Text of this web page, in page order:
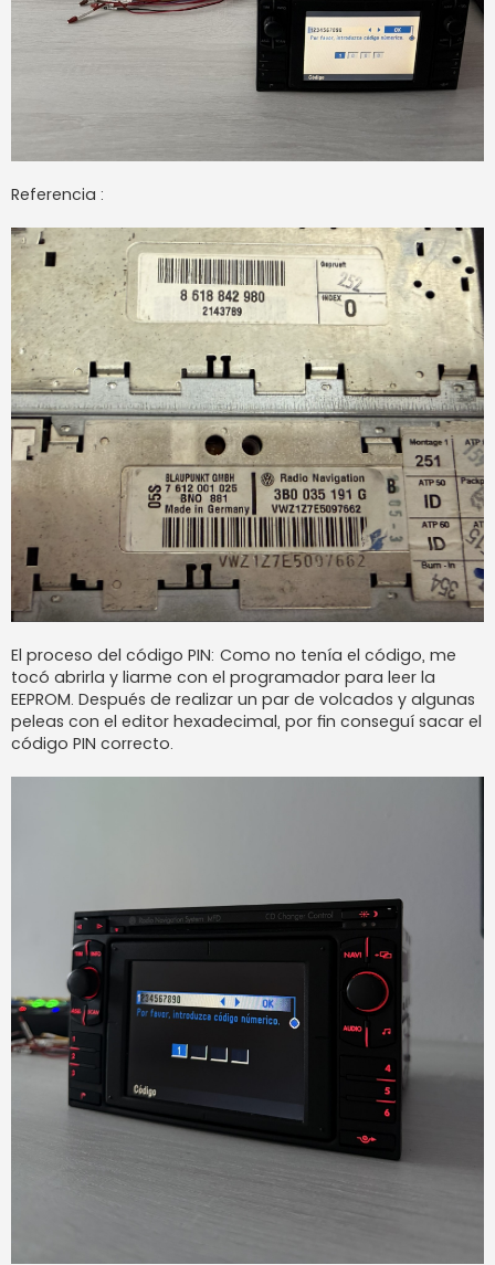
Referencia :
El proceso del código PIN: Como no tenía el código, me
tocó abrirla y liarme con el programador para leer la
EEPROM. Después de realizar un par de volcados y algunas
peleas con el editor hexadecimal, por fin conseguí sacar el
código PIN correcto.